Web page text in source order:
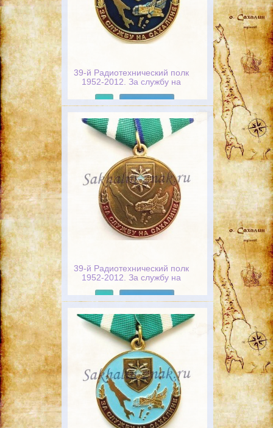
39-й Радиотехнический полк
1952-2012. За службу на
39-й Радиотехнический полк
1952-2012. За службу на